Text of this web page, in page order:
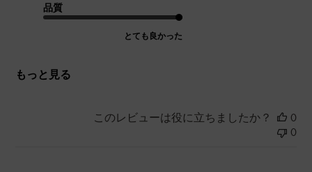
品質
とても良かった
もっと見る
このレビューは役に立ちましたか？
0
0